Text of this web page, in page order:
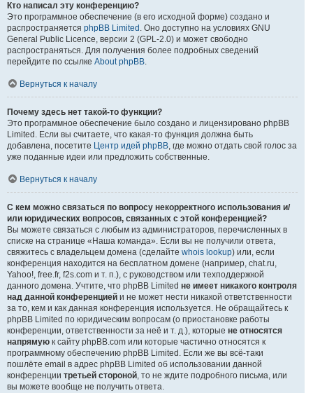
Кто написал эту конференцию?
Это программное обеспечение (в его исходной форме) создано и
распространяется phpBB Limited . Оно доступно на условиях GNU
General Public Licence, версии 2 (GPL-2.0) и может свободно
распространяться. Для получения более подробных сведений
перейдите по ссылке About phpBB.
Вернуться к началу
Почему здесь нет такой-то функции?
Это программное обеспечение было создано и лицензировано phpBB
Limited. Если вы считаете, что какая-то функция должна быть
добавлена, посетите Центр идей phpBB, где можно отдать свой голос за
уже поданные идеи или предложить собственные.
Вернуться к началу
С кем можно связаться по вопросу некорректного использования и/
или юридических вопросов, связанных с этой конференцией?
Вы можете связаться с любым из администраторов, перечисленных в
списке на странице «Наша команда». Если вы не получили ответа,
свяжитесь с владельцем домена (сделайте whois lookup) или, если
конференция находится на бесплатном домене (например, chat.ru,
Yahoo!, free.fr, f2s.com и т. п.), с руководством или техподдержкой
данного домена. Учтите, что phpBB Limited не имеет никакого контроля
над данной конференцией и не может нести никакой ответственности
за то, кем и как данная конференция используется. Не обращайтесь к
phpBB Limited по юридическим вопросам (о приостановке работы
конференции, ответственности за неё и т. д.), которые не относятся
напрямую к сайту phpBB.com или которые частично относятся к
программному обеспечению phpBB Limited. Если же вы всё-таки
пошлёте email в адрес phpBB Limited об использовании данной
конференции третьей стороной, то не ждите подробного письма, или
вы можете вообще не получить ответа.